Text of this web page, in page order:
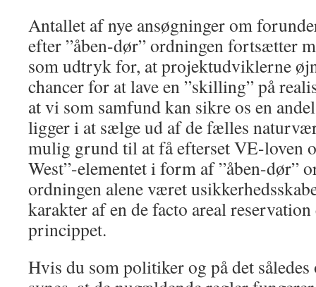
Antallet af nye ansøgninger om
efter ”åben-dør” ordningen fortsætter
som udtryk for, at projektudviklerne
chancer for at lave en ”skilling” på
at vi som samfund kan sikre os en
ligger i at sælge ud af de fælles
mulig grund til at få efterset VE-loven
West”-elementet i form af ”åben-dør”
ordningen alene været
karakter af en de facto areal
princippet.
Hvis du som politiker og på det